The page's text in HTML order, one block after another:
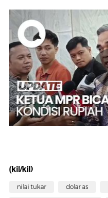
(kil/kil)
nilai tukar dolar as